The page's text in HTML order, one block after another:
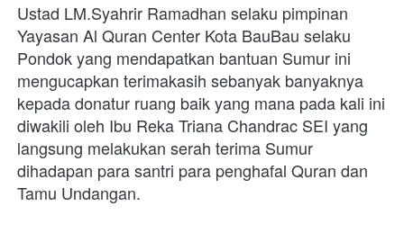
Ustad LM.Syahrir Ramadhan selaku pimpinan
Yayasan Al Quran Center Kota BauBau selaku
Pondok yang mendapatkan bantuan Sumur ini
mengucapkan terimakasih sebanyak banyaknya
kepada donatur ruang baik yang mana pada kali ini
diwakili oleh Ibu Reka Triana Chandrac SEI yang
langsung melakukan serah terima Sumur
dihadapan para santri para penghafal Quran dan
Tamu Undangan.